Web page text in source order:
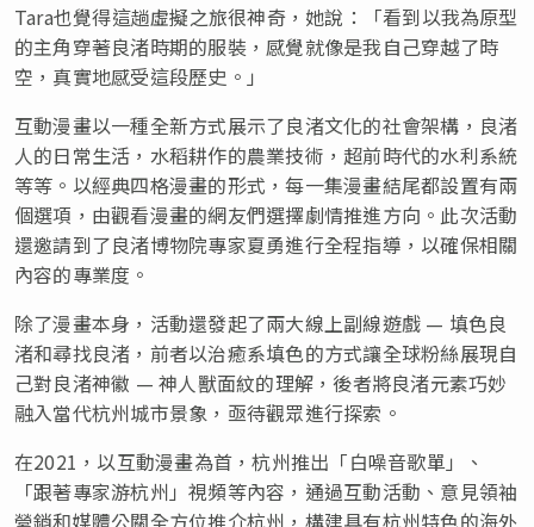
Tara也覺得這趟虛擬之旅很神奇，她說：「看到以我為原型
的主角穿著良渚時期的服裝，感覺就像是我自己穿越了時
空，真實地感受這段歷史。」
互動漫畫以一種全新方式展示了良渚文化的社會架構，良渚
人的日常生活，水稻耕作的農業技術，超前時代的水利系統
等等。以經典四格漫畫的形式，每一集漫畫結尾都設置有兩
個選項，由觀看漫畫的網友們選擇劇情推進方向。此次活動
還邀請到了良渚博物院專家夏勇進行全程指導，以確保相關
內容的專業度。
除了漫畫本身，活動還發起了兩大線上副線遊戲 — 填色良
渚和尋找良渚，前者以治癒系填色的方式讓全球粉絲展現自
己對良渚神徽 — 神人獸面紋的理解，後者將良渚元素巧妙
融入當代杭州城市景象，亟待觀眾進行探索。
在2021，以互動漫畫為首，杭州推出「白噪音歌單」、
「跟著專家游杭州」視頻等內容，通過互動活動、意見領袖
營銷和媒體公關全方位推介杭州，構建具有杭州特色的海外